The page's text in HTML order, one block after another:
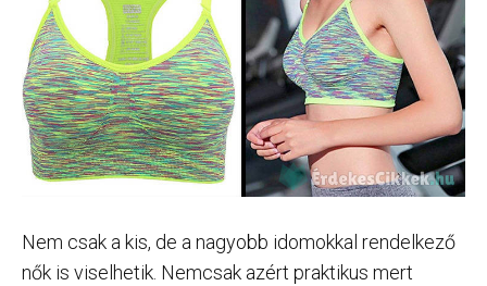
Nem csak a kis, de a nagyobb idomokkal rendelkező
nők is viselhetik. Nemcsak azért praktikus mert